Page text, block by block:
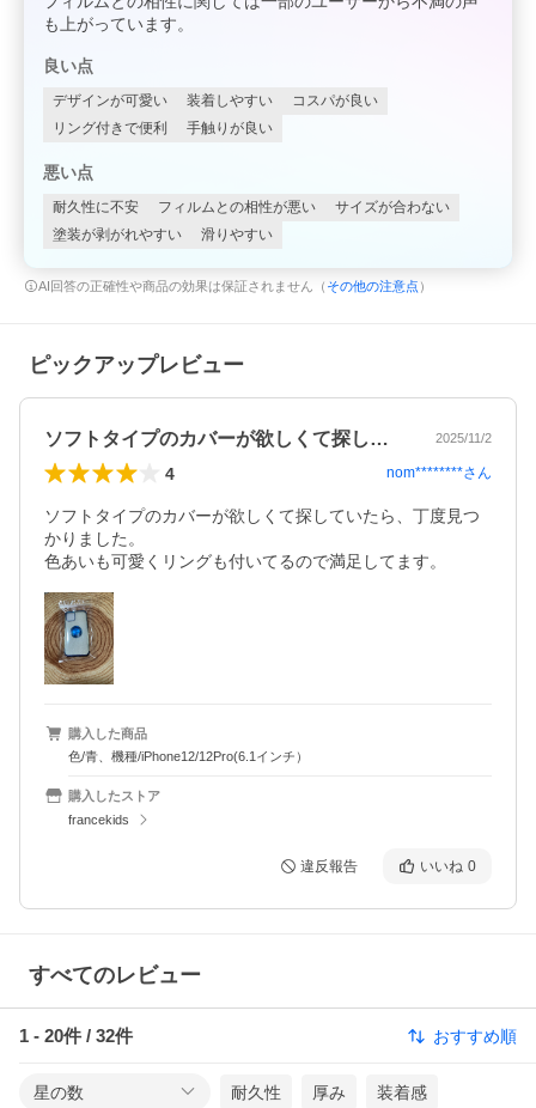
も上がっています。
良い点
デザインが可愛い 装着しやすい
コスパが良い
リング付きで便利
手触りが良い
悪い点
耐久性に不安 フィルムとの相性が悪い
サイズが合わない
塗装が剥がれやすい
滑りやすい
AI回答の正確性や商品の効果は保証されません（ その他の注意点 ）
ピックアップレビュー
ソフトタイプのカバーが欲しくて探してい… 2025/11/2
4 nom********さん
ソフトタイプのカバーが欲しくて探していたら、丁度見つ
かりました。
色あいも可愛くリングも付いてるので満足してます。
購入した商品
色/青、機種/iPhone12/12Pro(6.1インチ）
購入したストア
francekids
違反報告 いいね 0
すべてのレビュー
1 - 20件 / 32件 おすすめ順
星の数 耐久性 厚み 装着感